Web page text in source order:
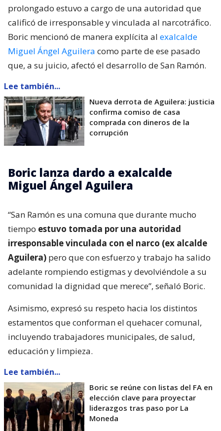
prolongado estuvo a cargo de una autoridad que
calificó de irresponsable y vinculada al narcotráfico.
Boric mencionó de manera explícita al exalcalde
Miguel Ángel Aguilera como parte de ese pasado
que, a su juicio, afectó el desarrollo de San Ramón.
Lee también...
Nueva derrota de Aguilera: justicia
confirma comiso de casa
comprada con dineros de la
corrupción
Boric lanza dardo a exalcalde
Miguel Ángel Aguilera
“San Ramón es una comuna que durante mucho
tiempo estuvo tomada por una autoridad
irresponsable vinculada con el narco (ex alcalde
Aguilera) pero que con esfuerzo y trabajo ha salido
adelante rompiendo estigmas y devolviéndole a su
comunidad la dignidad que merece”, señaló Boric.
Asimismo, expresó su respeto hacia los distintos
estamentos que conforman el quehacer comunal,
incluyendo trabajadores municipales, de salud,
educación y limpieza.
Lee también...
Boric se reúne con listas del FA en
elección clave para proyectar
liderazgos tras paso por La
Moneda